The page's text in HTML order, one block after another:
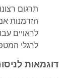
תרגום
הזדמנות
לראויים
לרגלי
דוגמאות